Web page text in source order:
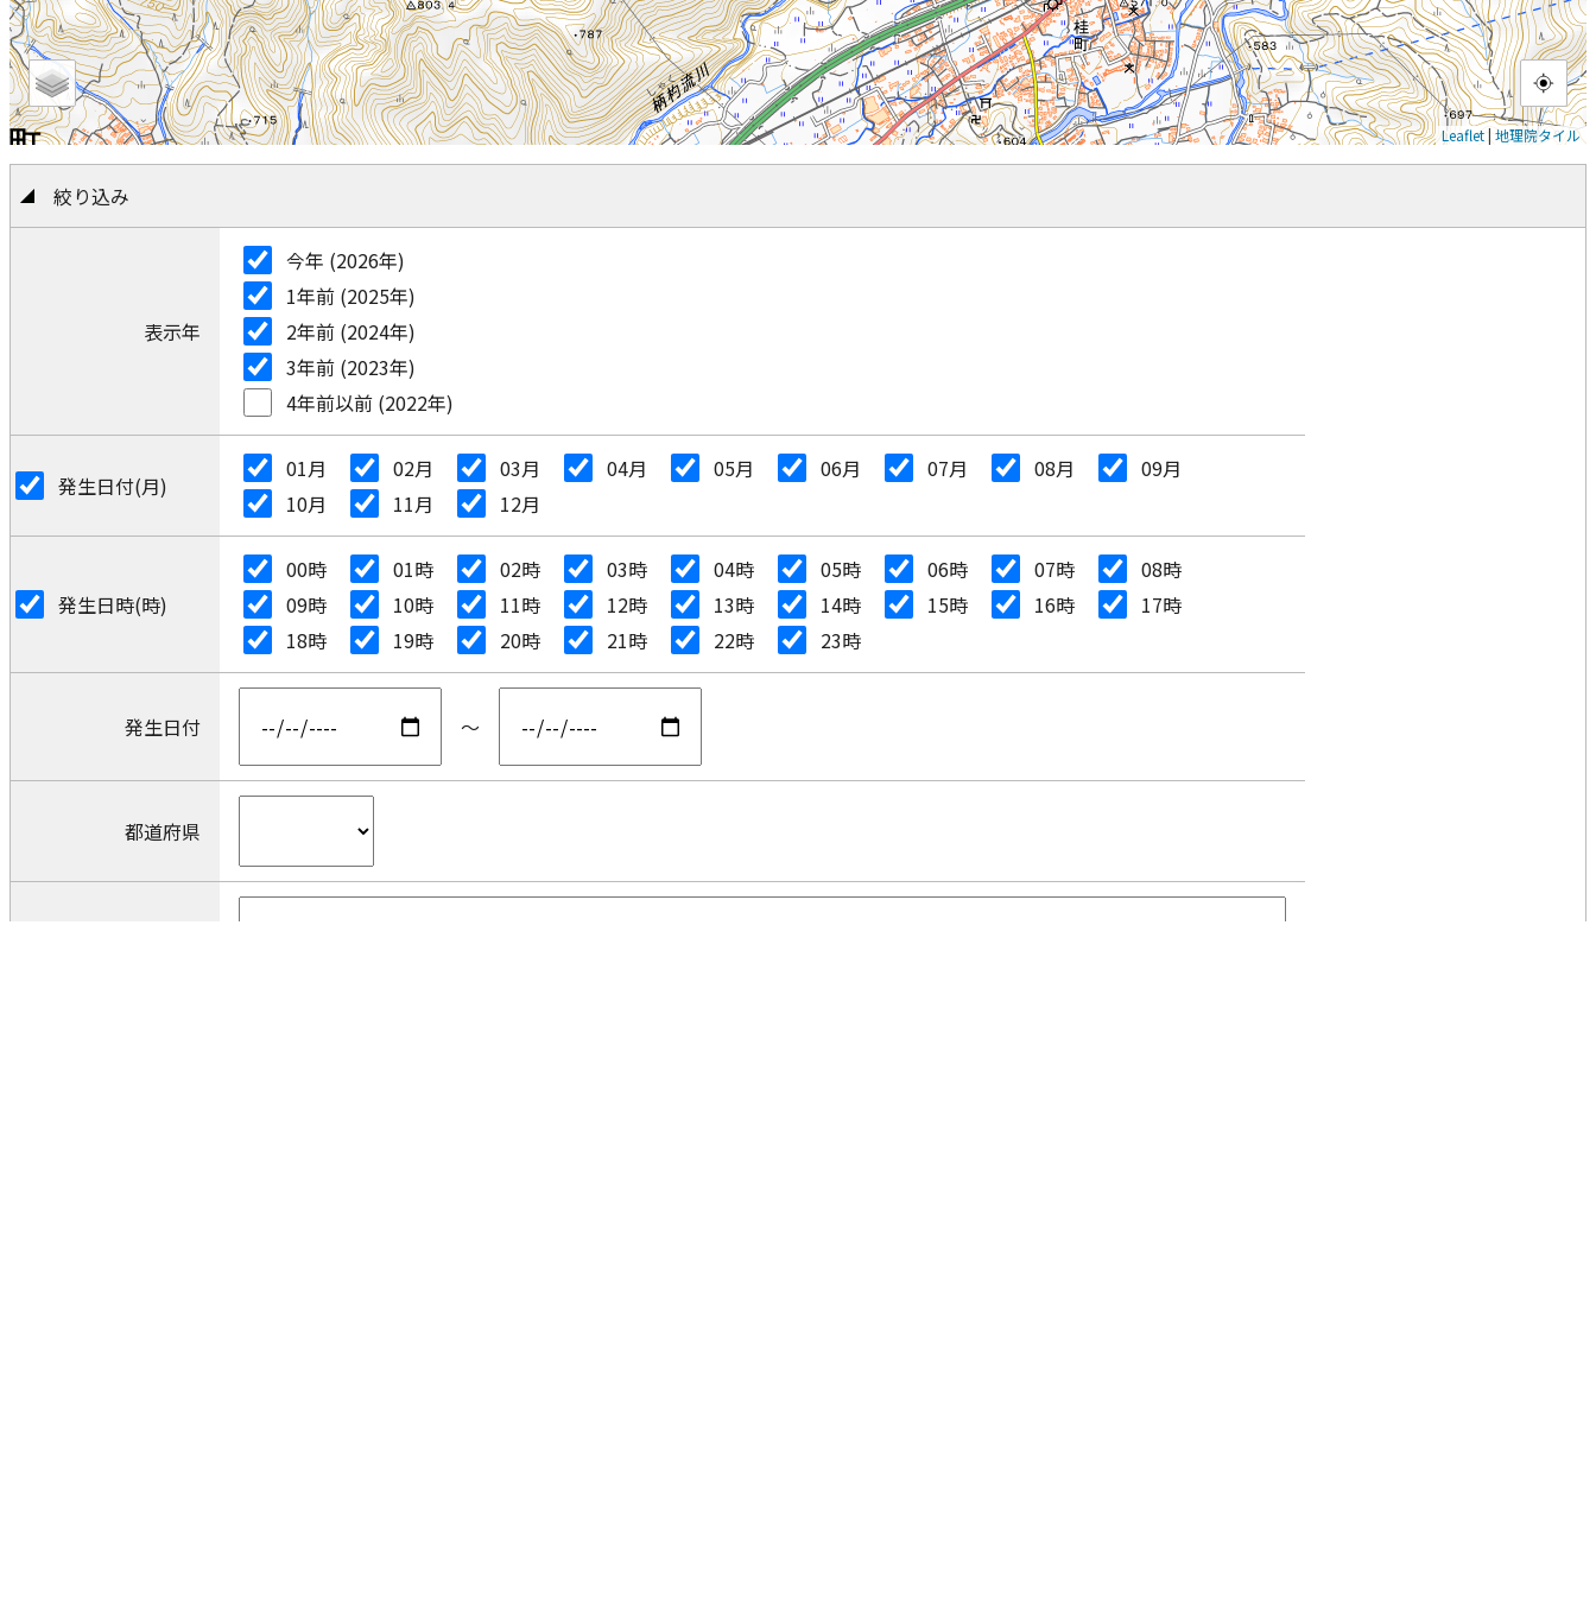
Leaflet| 地理院タイル
絞り込み
表示年
今年 (2026年)
1年前 (2025年)
2年前 (2024年)
3年前 (2023年)
4年前以前 (2022年)
発生日付(月)
01月 02月 03月 04月 05月 06月 07月 08月
09月
10月
11月 12月
発生日時(時)
00時 01時 02時 03時 04時 05時 06時 07時
08時
09時
10時 11時 12時 13時 14時 15時 16時
17時
18時
19時 20時 21時 22時 23時
発生日付 ～
都道府県